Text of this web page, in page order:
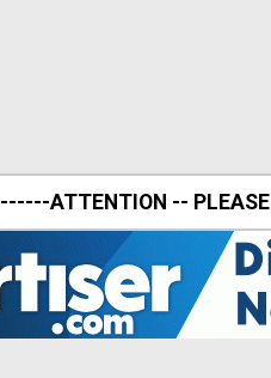
ATTENTION -- PLEASE